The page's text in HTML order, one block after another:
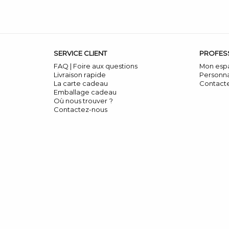
SERVICE CLIENT
FAQ | Foire aux questions
Livraison rapide
La carte cadeau
Emballage cadeau
Où nous trouver ?
Contactez-nous
Mon